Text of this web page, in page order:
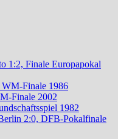
1:2, Finale Europapokal
Finale 1986
Finale 2002
1982
2:0, DFB-Pokalfinale